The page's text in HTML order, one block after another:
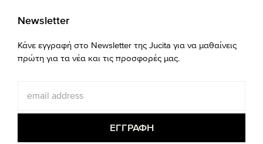
Newsletter
Κάνε εγγραφή στο Newsletter της Jucita για να μαθαίνεις
πρώτη για τα νέα και τις προσφορές μας.